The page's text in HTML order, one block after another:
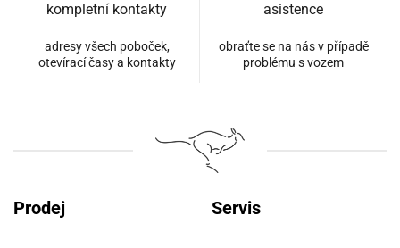
kompletní kontakty
adresy všech poboček,
otevírací časy a kontakty
asistence
obraťte se na nás v případě
problému s vozem
Prodej Servis